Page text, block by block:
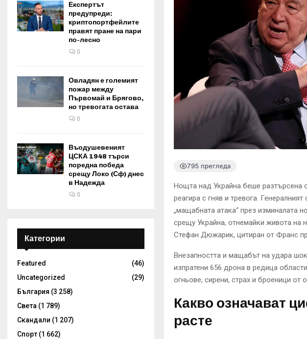
795 прегледа
Нощта над Украйна беше разтърсена
реагира с гняв и тревога.
„мащабната атака“ през изминалата
срещу Украйна, отнемайки живота на
Стефан Дюжарик, цитиран от Франс
Внезапността и мащабът на удара
изпратени 656 дрона в редица
огньове, сирени, страх и броеници
Какво означават
расте
Експертът
предупреди:
криптопортфейлите
правят пране на пари
по-лесно
0
Овладян е големият
пожар между
Първомай и Брягово,
но тревогата остава
0
Въодушевеният
ЦСКА 1948 търси
поредна победа
срещу Локо (Сф) днес
в Надежда
0
Категории
Featured
(46)
Uncategorized
(29)
България (3 258)
Света (1 789)
Скандали (1 207)
Спорт (1 662)